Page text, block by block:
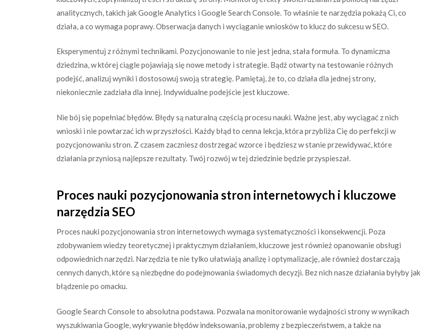
analitycznych, takich jak Google Analytics i Google Search Console. To właśnie te narzędzia pokażą Ci, co
działa, a co wymaga poprawy. Obserwacja danych i wyciąganie wniosków to klucz do sukcesu w SEO.
Eksperymentuj z różnymi technikami. Pozycjonowanie to nie jest jedna, stała formuła. To dynamiczna
dziedzina, w której ciągle pojawiają się nowe metody i strategie. Bądź otwarty na testowanie różnych
podejść, analizuj wyniki i dostosowuj swoją strategię. Pamiętaj, że to, co działa dla jednej strony,
niekoniecznie zadziała dla innej. Indywidualne podejście jest kluczowe.
Nie bój się popełniać błędów. Błędy są naturalną częścią procesu nauki. Ważne jest, aby wyciągać z nich
wnioski i nie powtarzać ich w przyszłości. Każdy błąd to cenna lekcja, która przybliża Cię do perfekcji w
pozycjonowaniu stron. Z czasem zaczniesz dostrzegać wzorce i będziesz w stanie przewidywać, które
działania przyniosą najlepsze rezultaty. Twój rozwój w tej dziedzinie będzie przyspieszał.
Proces nauki pozycjonowania stron internetowych i kluczowe
narzędzia SEO
Proces nauki pozycjonowania stron internetowych wymaga systematyczności i konsekwencji. Poza
zdobywaniem wiedzy teoretycznej i praktycznym działaniem, kluczowe jest również opanowanie obsługi
odpowiednich narzędzi. Narzędzia te nie tylko ułatwiają analizę i optymalizację, ale również dostarczają
cennych danych, które są niezbędne do podejmowania świadomych decyzji. Bez nich nasze działania byłyby jak
błądzenie po omacku.
Google Search Console to absolutna podstawa. Pozwala na monitorowanie wydajności strony w wynikach
wyszukiwania Google, wykrywanie błędów indeksowania, problemy z bezpieczeństwem, a także na